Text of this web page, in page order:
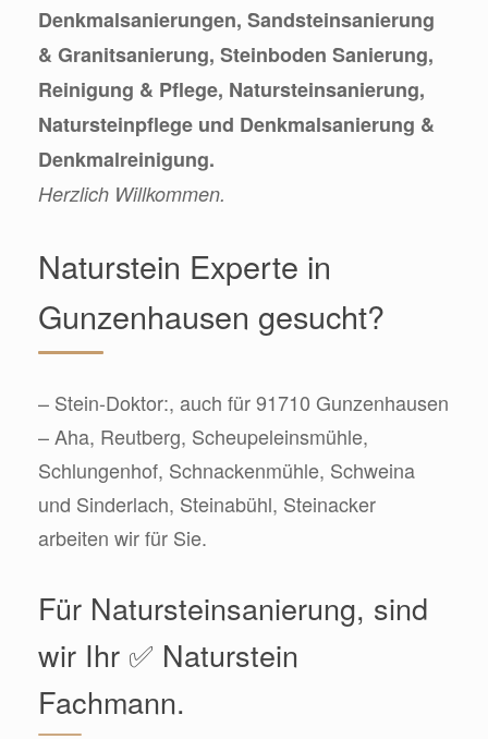
Denkmalsanierungen, Sandsteinsanierung
& Granitsanierung, Steinboden Sanierung,
Reinigung & Pflege, Natursteinsanierung,
Natursteinpflege und Denkmalsanierung &
Denkmalreinigung.
Herzlich Willkommen.
Naturstein Experte in
Gunzenhausen gesucht?
– Stein-Doktor:, auch für 91710 Gunzenhausen
– Aha, Reutberg, Scheupeleinsmühle,
Schlungenhof, Schnackenmühle, Schweina
und Sinderlach, Steinabühl, Steinacker
arbeiten wir für Sie.
Für Natursteinsanierung, sind
wir Ihr ✅ Naturstein
Fachmann.